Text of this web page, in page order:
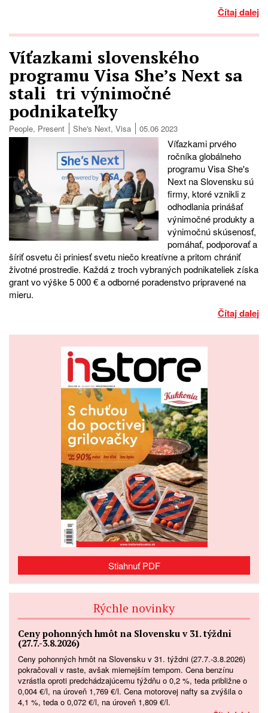
Čítaj dalej
Víťazkami slovenského
programu Visa She’s Next sa
stali tri výnimočné
podnikateľky
People, Present She's Next, Visa 05.06 2023
Víťazkami prvého
ročníka globálneho
programu Visa She's
Next na Slovensku sú
firmy, ktoré vznikli z
odhodlania prinášať
výnimočné produkty a
výnimočnú skúsenosť,
pomáhať, podporovať a
šíriť osvetu či priniesť svetu niečo kreatívne a pritom chrániť
životné prostredie. Každá z troch vybraných podnikateliek získa
grant vo výške 5 000 € a odborné poradenstvo pripravené na
mieru.
Čítaj dalej
Stiahnuť PDF
Rýchle novinky
Ceny pohonných hmôt na Slovensku v 31. týždni
(27.7.-3.8.2026)
Ceny pohonných hmôt na Slovensku v 31. týždni (27.7.-3.8.2026)
pokračovali v raste, avšak miernejším tempom. Cena benzínu
vzrástla oproti predchádzajúcemu týždňu o 0,2 %, teda približne o
0,004 €/l, na úroveň 1,769 €/l. Cena motorovej nafty sa zvýšila o
4,1 %, teda o 0,072 €/l, na úroveň 1,809 €/l.